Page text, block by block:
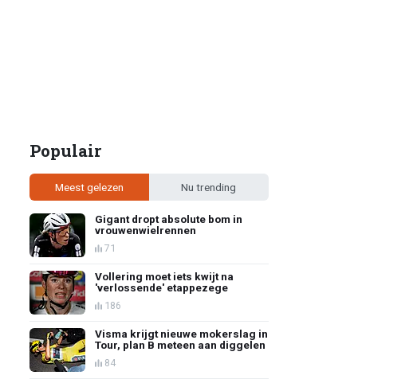
Populair
Meest gelezen Nu trending
Gigant dropt absolute bom in
vrouwenwielrennen
71
Vollering moet iets kwijt na
'verlossende' etappezege
186
Visma krijgt nieuwe mokerslag in
Tour, plan B meteen aan diggelen
84